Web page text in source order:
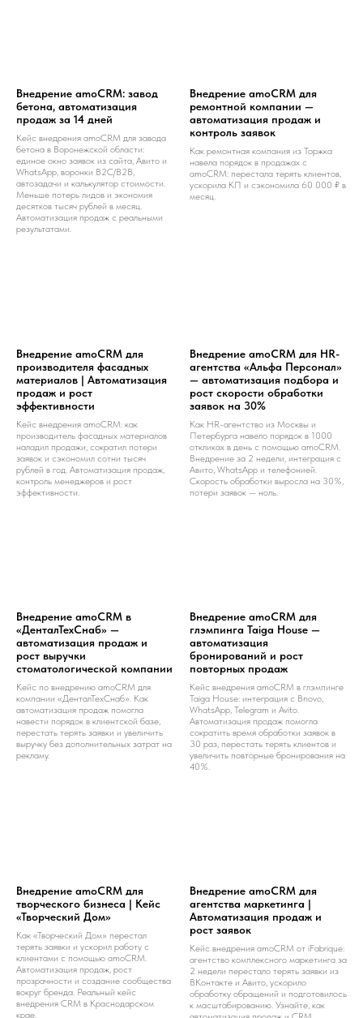
Внедрение amoCRM: завод
бетона, автоматизация
продаж за 14 дней
Кейс внедрения amoCRM для завода
бетона в Воронежской области:
единое окно заявок из сайта, Авито и
WhatsApp, воронки B2C/B2B,
автозадачи и калькулятор стоимости.
Меньше потерь лидов и экономия
десятков тысяч рублей в месяц.
Автоматизация продаж с реальными
результатами.
Внедрение amoCRM для
ремонтной компании —
автоматизация продаж и
контроль заявок
Как ремонтная компания из Торжка
навела порядок в продажах с
amoCRM: перестала терять клиентов,
ускорила КП и сэкономила 60 000 ₽ в
месяц.
Внедрение amoCRM для
производителя фасадных
материалов | Автоматизация
продаж и рост
эффективности
Кейс внедрения amoCRM: как
производитель фасадных материалов
наладил продажи, сократил потери
заявок и сэкономил сотни тысяч
рублей в год. Автоматизация продаж,
контроль менеджеров и рост
эффективности.
Внедрение amoCRM для HR-
агентства «Альфа Персонал»
— автоматизация подбора и
рост скорости обработки
заявок на 30%
Как HR-агентство из Москвы и
Петербурга навело порядок в 1000
откликах в день с помощью amoCRM.
Внедрение за 2 недели, интеграция с
Авито, WhatsApp и телефонией.
Скорость обработки выросла на 30%,
потери заявок — ноль.
Внедрение amoCRM в
«ДенталТехСнаб» —
автоматизация продаж и
рост выручки
стоматологической компании
Кейс по внедрению amoCRM для
компании «ДенталТехСнаб». Как
автоматизация продаж помогла
навести порядок в клиентской базе,
перестать терять заявки и увеличить
выручку без дополнительных затрат на
рекламу.
Внедрение amoCRM для
глэмпинга Taiga House —
автоматизация
бронирований и рост
повторных продаж
Кейс внедрения amoCRM в глэмпинге
Taiga House: интеграция с Bnovo,
WhatsApp, Telegram и Avito.
Автоматизация продаж помогла
сократить время обработки заявок в
30 раз, перестать терять клиентов и
увеличить повторные бронирования на
40%.
Внедрение amoCRM для
творческого бизнеса | Кейс
«Творческий Дом»
Как «Творческий Дом» перестал
терять заявки и ускорил работу с
клиентами с помощью amoCRM.
Автоматизация продаж, рост
прозрачности и создание сообщества
вокруг бренда. Реальный кейс
внедрения CRM в Краснодарском
крае.
Внедрение amoCRM для
агентства маркетинга |
Автоматизация продаж и
рост заявок
Кейс внедрения amoCRM от iFabrique:
агентство комплексного маркетинга за
2 недели перестало терять заявки из
ВКонтакте и Авито, ускорило
обработку обращений и подготовилось
к масштабированию. Узнайте, как